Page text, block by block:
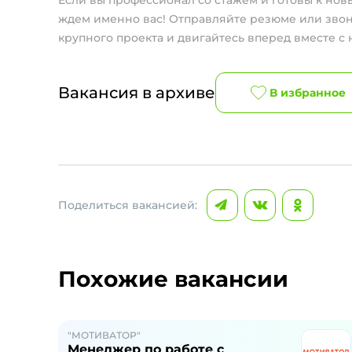
ждем именно вас! Отправляйте резюме или
крупного проекта и двигайтесь вперед вместе с
Вакансия в архиве В избранное
Поделиться вакансией:
Похожие вакансии
"МОТИВАТОР"